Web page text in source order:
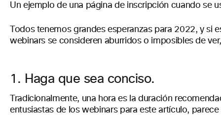
Un ejemplo de una página de inscripción cuando se
Todos tenemos grandes esperanzas para 2022, y
webinars se consideren aburridos o imposibles de
1. Haga que sea conciso.
Tradicionalmente, una hora es la duración
entusiastas de los webinars para este artículo,